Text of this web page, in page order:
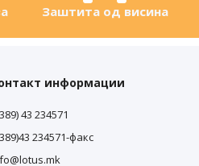
Заштита од висина
информации
43 234571
234571-факс